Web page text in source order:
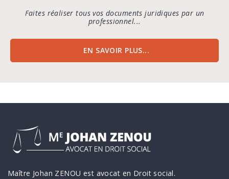
Faites réaliser tous vos documents juridiques par un
professionnel...
EN SAVOIR PLUS...
Maître Johan ZENOU est avocat en Droit social.